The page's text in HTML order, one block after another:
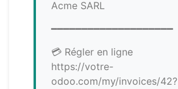
Acme SARL
━━━━━━━━━━━━━━━━━━━━
💳 Régler en ligne
https://votre-
odoo.com/my/invoices/42?